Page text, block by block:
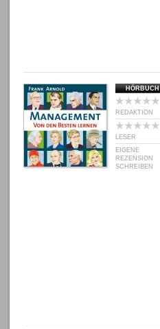
HÖRBUCH
REDAKTION
LESER
EIGENE
REZENSION
SCHREIBEN